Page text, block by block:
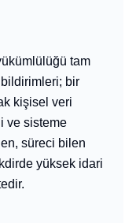
tam
bildirimleri; bir
kişisel veri
ve sisteme
süreci bilen
yüksek idari